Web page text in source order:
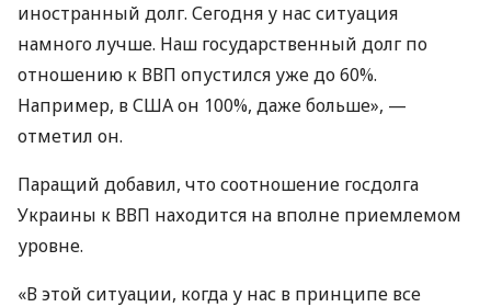
иностранный долг. Сегодня у нас ситуация
намного лучше. Наш государственный долг по
отношению к ВВП опустился уже до 60%.
Например, вСШАон 100%, даже больше», —
отметил он.
Паращий добавил, что соотношение госдолга
Украины к ВВП находится на вполне приемлемом
уровне.
«В этой ситуации, когда у нас в принципе все